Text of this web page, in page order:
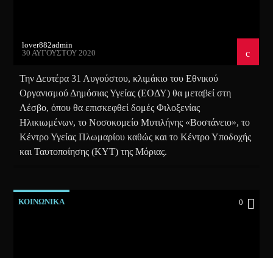
lover882admin
30 ΑΥΓΟΎΣΤΟΥ 2020
Την Δευτέρα 31 Αυγούστου, κλιμάκιο του Εθνικού
Οργανισμού Δημόσιας Υγείας (ΕΟΔΥ) θα μεταβεί στη
Λέσβο, όπου θα επισκεφθεί δομές Φιλοξενίας
Ηλικιωμένων, το Νοσοκομείο Μυτιλήνης «Βοστάνειο», το
Κέντρο Υγείας Πλωμαρίου καθώς και το Κέντρο Υποδοχής
και Ταυτοποίησης (ΚΥΤ) της Μόριας.
ΚΟΙΝΩΝΙΚΑ 0